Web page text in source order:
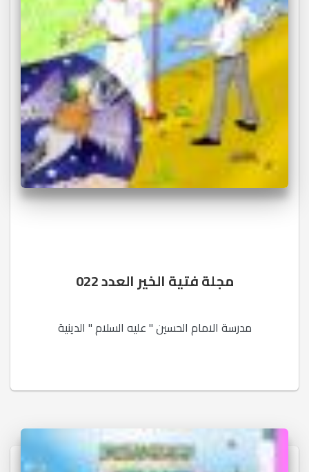
مجلة فتية الخير العدد 022
مدرسة الامام الحسين " عليه السلام " الدينية